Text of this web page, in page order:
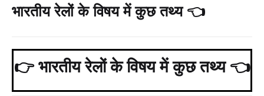
भारतीय रेलों के विषय में कुछ तथ्य 👈
👉भारतीय रेलों के विषय में कुछ तथ्य 👈